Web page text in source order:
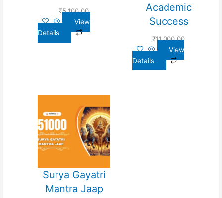
₹5,100.00
View
Details
Academic
Success
₹11,000.00
View
Details
Surya Gayatri
Mantra Jaap